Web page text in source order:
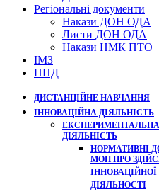
Регіональні документи
Накази ДОН ОДА
Листи ДОН ОДА
Накази НМК ПТО
ІМЗ
ППД
ДИСТАНЦІЙНЕ НАВЧАННЯ
ІННОВАЦІЙНА ДІЯЛЬНІСТЬ
ЕКСПЕРИМЕНТАЛЬНА
ДІЯЛЬНІСТЬ
НОРМАТИВНІ
МОН ПРО
ДІЯЛЬНОСТІ